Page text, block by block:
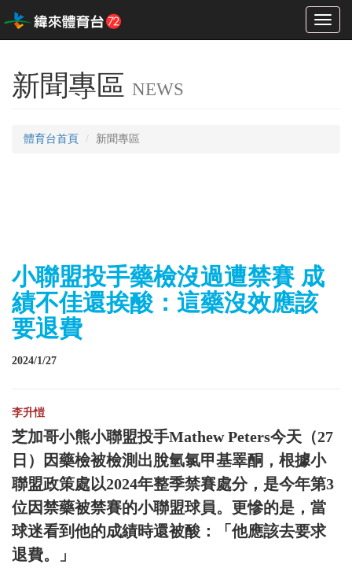
Toggle
新聞專區 NEWS
體育台首頁 新聞專區
小聯盟投手藥檢沒過遭禁賽 成
績不佳還挨酸：這藥沒效應該
要退費
2024/1/27
李升愷
芝加哥小熊小聯盟投手Mathew Peters今天（27
日）因藥檢被檢測出脫氫氯甲基睪酮，根據小
聯盟政策處以2024年整季禁賽處分，是今年第3
位因禁藥被禁賽的小聯盟球員。更慘的是，當
球迷看到他的成績時還被酸：「他應該去要求
退費。」